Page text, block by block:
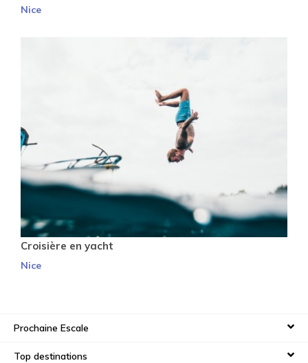
Nice
Croisière en yacht
Nice
Prochaine Escale
Top destinations